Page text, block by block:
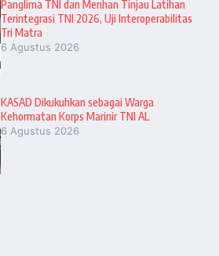
Panglima TNI dan Menhan Tinjau Latihan
Terintegrasi TNI 2026, Uji Interoperabilitas
Tri Matra
6 Agustus 2026
KASAD Dikukuhkan sebagai Warga
Kehormatan Korps Marinir TNI AL
6 Agustus 2026